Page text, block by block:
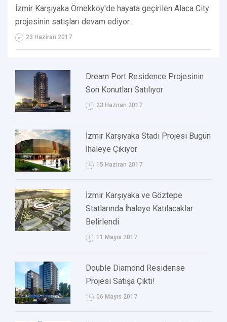
İzmir Karşıyaka Örnekköy'de hayata geçirilen Alaca City
projesinin satışları devam ediyor...
23 Haziran 2017
Dream Port Residence Projesinin
Son Konutları Satılıyor
23 Haziran 2017
İzmir Karşıyaka Stadı Projesi Bugün
İhaleye Çıkıyor
15 Haziran 2017
İzmir Karşıyaka ve Göztepe
Statlarında İhaleye Katılacaklar
Belirlendi
11 Mayıs 2017
Double Diamond Residense
Projesi Satışa Çıktı!
06 Mayıs 2017